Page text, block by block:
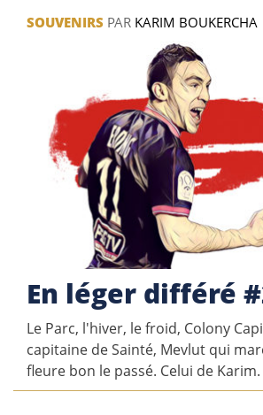
SOUVENIRS PAR KARIM BOUKERCHA
En léger différé
Le Parc, l'hiver, le froid, Colony
capitaine de Sainté, Mevlut qui
fleure bon le passé. Celui de Karim.